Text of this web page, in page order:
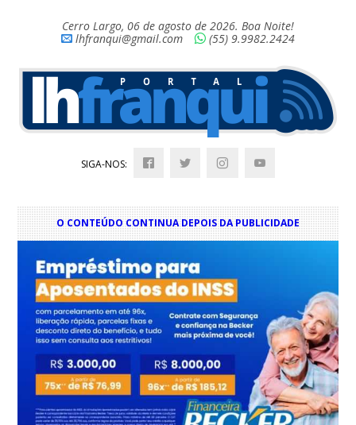
Cerro Largo, 06 de agosto de 2026. Boa Noite!
lhfranqui@gmail.com
(55) 9.9982.2424
SIGA-NOS:
O CONTEÚDO CONTINUA DEPOIS DA PUBLICIDADE